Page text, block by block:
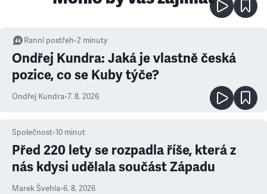
Ranní postřeh•2 minuty
Ondřej Kundra: Jaká je vlastně česká
pozice, co se Kuby týče?
Ondřej Kundra•7. 8. 2026
Společnost•10 minut
Před 220 lety se rozpadla říše, která z
nás kdysi udělala součást Západu
Marek Švehla•6. 8. 2026